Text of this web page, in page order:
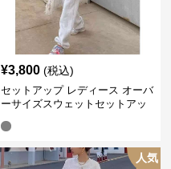
¥3,800 (税込)
セットアップ レディース オーバ
ーサイズスウェットセットアッ
人気